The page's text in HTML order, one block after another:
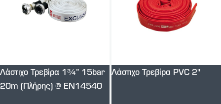
Λάστιχο Τρεβίρα 1¾” 15bar
20m (Πλήρης) @ EN14540
Λάστιχο Τρεβίρα PVC 2''